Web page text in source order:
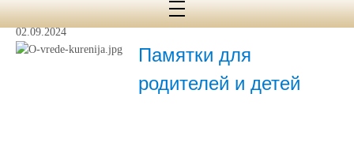
02.09.2024
Памятки для
родителей и детей